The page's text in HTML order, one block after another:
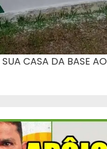
CASA DA BASE AO